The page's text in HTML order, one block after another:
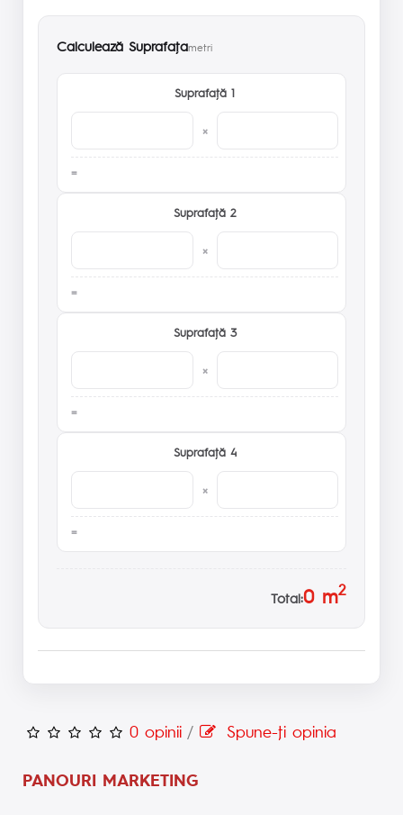
Calculează Suprafaţametri
Suprafaţă 1
×
Suprafaţă 2
×
Suprafaţă 3
×
Suprafaţă 4
×
Total:0m2
0 opinii / Spune-ţi opinia
PANOURI MARKETING